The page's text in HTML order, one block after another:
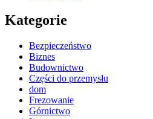
Kategorie
Bezpieczeństwo
Biznes
Budownictwo
Części do przemysłu
dom
Frezowanie
Górnictwo